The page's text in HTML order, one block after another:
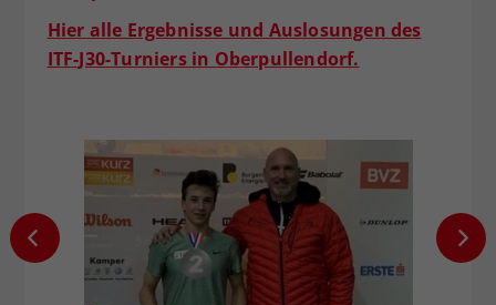
Hier alle Ergebnisse und Auslosungen des
ITF-J30-Turniers in Oberpullendorf.